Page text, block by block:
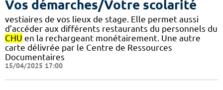
Vos démarches/Votre scolarité
vestiaires de vos lieux de stage. Elle permet aussi
d’accéder aux différents restaurants du personnels du
CHU en la rechargeant monétairement. Une autre
carte délivrée par le Centre de Ressources
Documentaires
15/04/2025 17:00